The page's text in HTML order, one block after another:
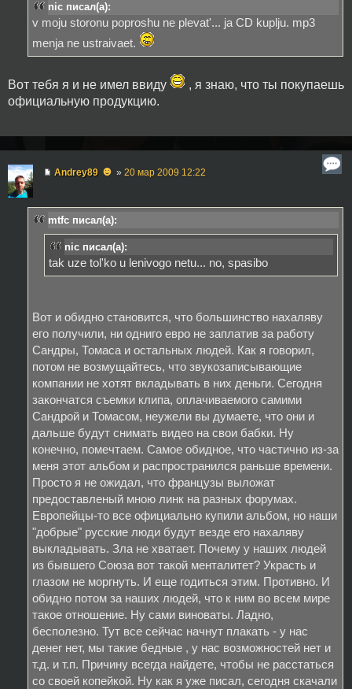
nic писал(а):
v moju storonu poproshu ne plevat'... ja CD kuplju. mp3
menja ne ustraivaet.
Вот тебя я и не имел ввиду
, я знаю, что ты покупаешь
официальную продукцию.
Andrey89 ☻ » 20 мар 2009 12:22
mtfc писал(а):
nic писал(а):
tak uze tol'ko u lenivogo netu... no, spasibo
Вот и обидно становится, что большинство нахаляву
его получили, ни одниго евро не заплатив за работу
Сандры, Томаса и остальных людей. Как я говорил,
потом не возмущайтесь, что звукозаписывающие
компании не хотят вкладывать в них деньги. Сегодня
закончатся съемки клипа, оплачиваемого самими
Сандрой и Томасом, неужели вы думаете, что они и
дальше будут снимать видео на свои бабки. Ну
конечно, помечтаем. Самое обидное, что частично из-за
меня этот альбом и распространился раньше времени.
Просто я не ожидал, что французы выложат
предоставленый мною линк на разных форумах.
Европейцы-то все официально купили альбом, но наши
"добрые" русские люди будут везде его нахаляву
выкладывать. Зла не хватает. Почему у наших людей
из бывшего Союза вот такой менталитет? Украсть и
глазом не моргнуть. И еще годиться этим. Противно. И
обидно потом за наших людей, что к ним во всем мире
такое отношение. Ну сами виноваты. Ладно,
бесполезно. Тут все сейчас начнут плакать - у нас
денег нет, мы такие бедные , у нас возможностей нет и
т.д. и т.п. Причину всегда найдете, чтобы не расстаться
со своей копейкой. Ну как я уже писал, сегодня скачали